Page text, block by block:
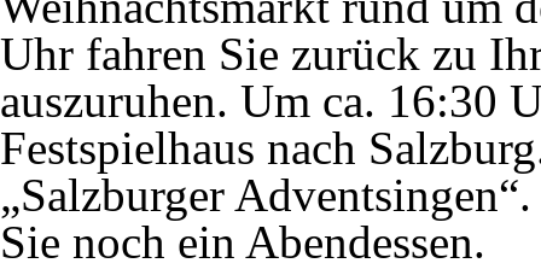
Uhr fahren Sie zurück zu
auszuruhen. Um ca. 16:30
Festspielhaus nach
„Salzburger
Sie noch ein Abendessen.